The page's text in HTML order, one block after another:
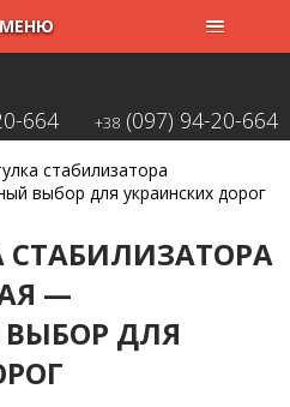
МЕНЮ
+38 (097) 94-20-664
664
стабилизатора
выбор для украинских дорог
СТАБИЛИЗАТОРА
—
ДЛЯ